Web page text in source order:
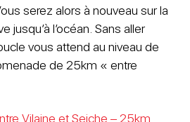
serez alors à nouveau sur la
jusqu’à l’océan. Sans aller
vous attend au niveau de
de 25km « entre
Vilaine et Seiche – 25km